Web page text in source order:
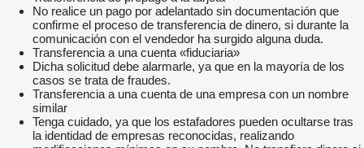
No realice un pago por adelantado sin documentación que
confirme el proceso de transferencia de dinero, si durante la
comunicación con el vendedor ha surgido alguna duda.
Transferencia a una cuenta «fiduciaria»
Dicha solicitud debe alarmarle, ya que en la mayoría de los
casos se trata de fraudes.
Transferencia a una cuenta de una empresa con un nombre
similar
Tenga cuidado, ya que los estafadores pueden ocultarse tras
la identidad de empresas reconocidas, realizando